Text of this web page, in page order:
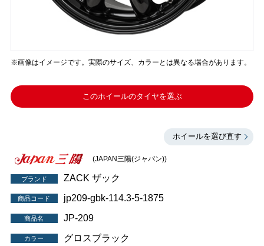
※画像はイメージです。実際のサイズ、カラーとは異なる場合があります。
このホイールのタイヤを選ぶ
ホイールを選び直す
(JAPAN三陽(ジャパン))
ブランド ZACK ザック
商品コード jp209-gbk-114.3-5-1875
商品名 JP-209
カラー グロスブラック